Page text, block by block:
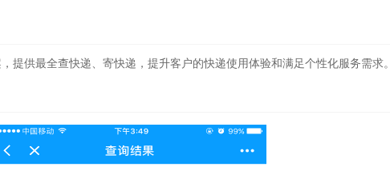
提供最全查快递、寄快递，提升客户的快递使用体验和满足个性化服务需求。